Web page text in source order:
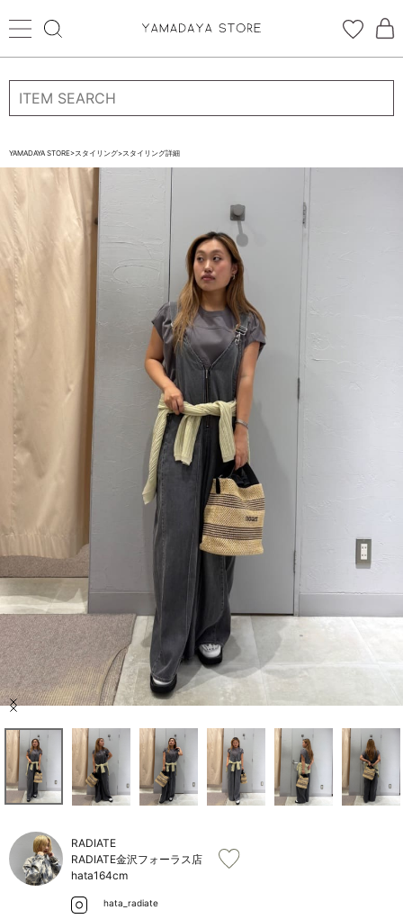
ログイン 新規会員登録
お気に入り
CATEGORYから探す
STORE BRAND・LABELから探す
セール商品
特集
NEWS
ブランド一覧
店舗検索
ご利用ガイド/ヘルプ
YAMADAYA STORE>スタイリング>スタイリング詳細
Item
of
10
RADIATE
RADIATE金沢フォーラス店
hata164cm
hata_radiate